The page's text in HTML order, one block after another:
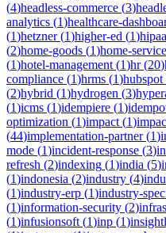
(4)headless-commerce (3)
analytics (1)healthcare-
(1)hetzner(1)higher-ed (1)hipaa
(2)home-goods (1)home-
(1)hotel-management (1)hr(20)
compliance (1)hrms (1)hubspot
(2)hybrid (1)hydrogen (3)
(1)icms (1)idempiere (1)
optimization (1)impact (1)
(44)implementation-partner(1)
mode (1)incident-response (3)
refresh (2)indexing (1)india (5)
(1)indonesia (2)industry (4)
(1)industry-erp (1)industry-
(1)information-security (2)
(1)infusionsoft (1)inp (1)